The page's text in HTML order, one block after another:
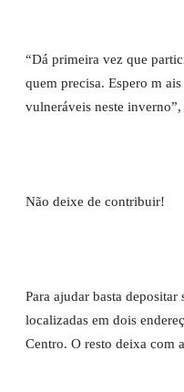
“Dá primeira vez que
quem precisa. Espero m
vulneráveis neste
Não deixe de contribuir!
Para ajudar basta
localizadas em dois
Centro. O resto deixa com